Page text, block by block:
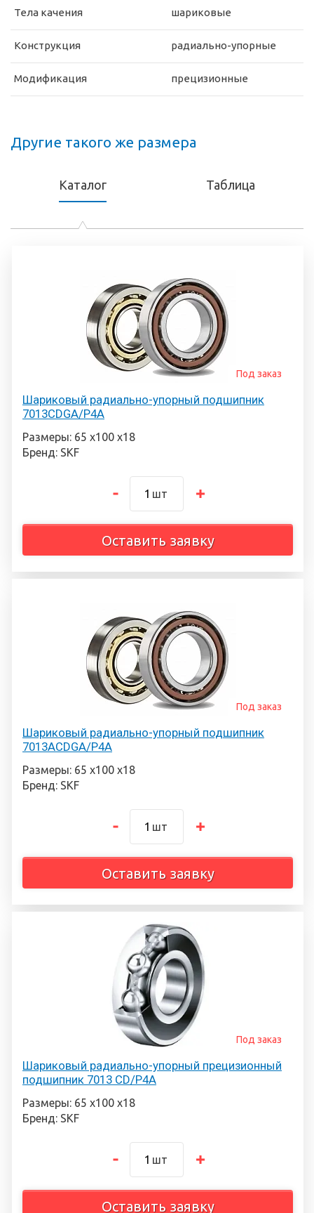
Тела качения шариковые
Конструкция радиально-упорные
Модификация прецизионные
Другие такого же размера
Каталог Таблица
Шариковый радиально-упорный подшипник
7013CDGA/P4A
Под заказ
Размеры: 65 х100 х18
Бренд: SKF
шт
Оставить заявку
Шариковый радиально-упорный подшипник
7013ACDGA/P4A
Под заказ
Размеры: 65 х100 х18
Бренд: SKF
шт
Оставить заявку
Шариковый радиально-упорный прецизионный
подшипник 7013 CD/P4A
Под заказ
Размеры: 65 х100 х18
Бренд: SKF
шт
Оставить заявку